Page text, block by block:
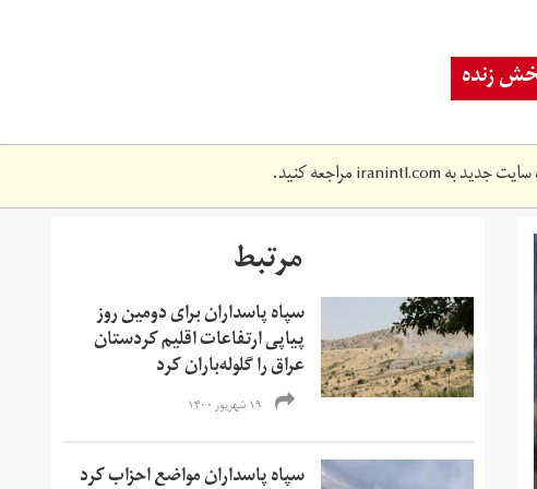
زنده
جدید بهiranintl.comمراجعه کنید.
مرتبط
سپاه پاسداران برای دومین روز
پیاپی ارتفاعات اقلیم کردستان
عراق را گلوله‌باران کرد
۱۹ شهریور ۱۴۰۰
سپاه پاسداران مواضع احزاب کرد